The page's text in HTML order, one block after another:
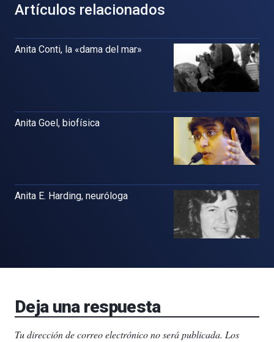
Artículos relacionados
Anita Conti, la «dama del mar»
Anita Goel, biofísica
Anita E. Harding, neuróloga
Deja una respuesta
Tu dirección de correo electrónico no será publicada. Los